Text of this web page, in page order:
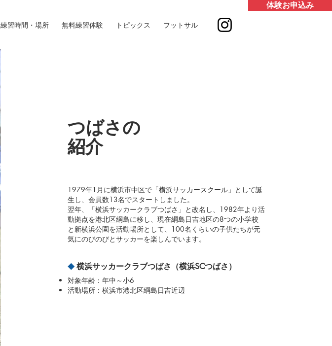
練習時間・場所 無料練習体験 トピックス フットサル
体験お申込み
つばさの
紹介
1979年1月に横浜市中区で「横浜サッカースクール」として誕
生し、会員数13名でスタートしました。
翌年、「横浜サッカークラブつばさ」と改名し、1982年より活
動拠点を港北区綱島に移し、現在綱島日吉地区の8つの小学校
と新横浜公園を活動場所として、100名くらいの子供たちが元
気にのびのびとサッカーを楽しんでいます。
◆ 横浜サッカークラブつばさ（横浜SCつばさ）
対象年齢：年中～小6
活動場所：横浜市港北区綱島日吉近辺